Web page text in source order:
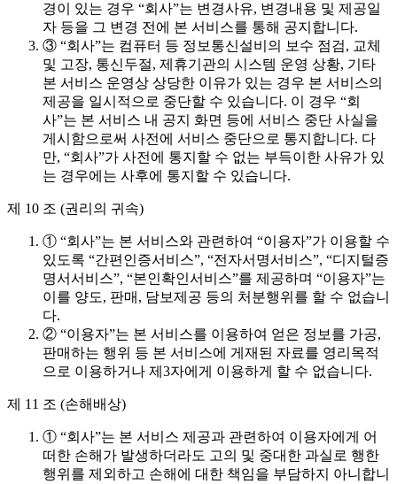
경이 있는 경우 “회사”는 변경사유, 변경내용 및 제공일
자 등을 그 변경 전에 본 서비스를 통해 공지합니다.
③ “회사”는 컴퓨터 등 정보통신설비의 보수 점검, 교체
및 고장, 통신두절, 제휴기관의 시스템 운영 상황, 기타
본 서비스 운영상 상당한 이유가 있는 경우 본 서비스의
제공을 일시적으로 중단할 수 있습니다. 이 경우 “회
사”는 본 서비스 내 공지 화면 등에 서비스 중단 사실을
게시함으로써 사전에 서비스 중단으로 통지합니다. 다
만, “회사”가 사전에 통지할 수 없는 부득이한 사유가 있
는 경우에는 사후에 통지할 수 있습니다.
제 10 조 (권리의 귀속)
① “회사”는 본 서비스와 관련하여 “이용자”가 이용할 수
있도록 “간편인증서비스”, “전자서명서비스”, “디지털증
명서서비스”, “본인확인서비스”를 제공하며 “이용자”는
이를 양도, 판매, 담보제공 등의 처분행위를 할 수 없습니
다.
② “이용자”는 본 서비스를 이용하여 얻은 정보를 가공,
판매하는 행위 등 본 서비스에 게재된 자료를 영리목적
으로 이용하거나 제3자에게 이용하게 할 수 없습니다.
제 11 조 (손해배상)
① “회사”는 본 서비스 제공과 관련하여 이용자에게 어
떠한 손해가 발생하더라도 고의 및 중대한 과실로 행한
행위를 제외하고 손해에 대한 책임을 부담하지 아니합니